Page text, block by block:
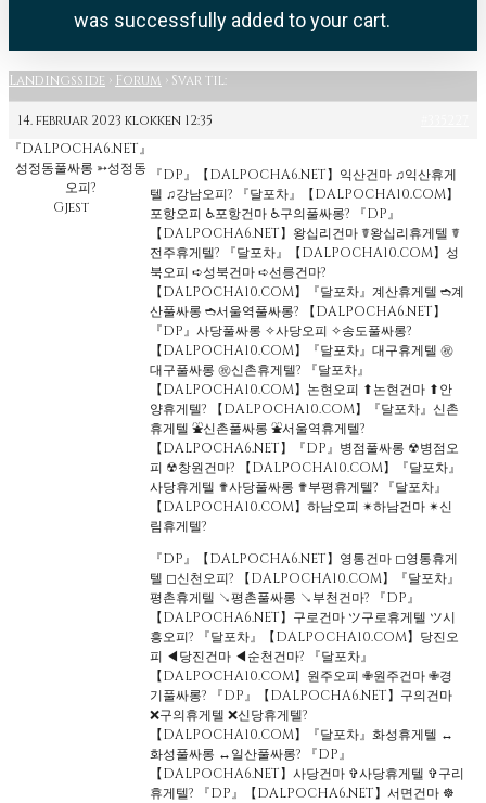
was successfully added to your cart.
Landingsside › Forum › Svar til:
14. februar 2023 klokken 12:35
『DALPOCHA6.NET』
성정동풀싸롱 ➳성정동
오피?
Gjest
『DP』【DALPOCHA6.NET】익산건마 ♫익산휴게
텔 ♫강남오피? 『달포차』【DALPOCHA10.COM】
포항오피 ♿포항건마 ♿구의풀싸롱? 『DP』
【DALPOCHA6.NET】왕십리건마 ☤왕십리휴게텔 ☤
전주휴게텔? 『달포차』【DALPOCHA10.COM】성
북오피 ➪성북건마 ➪선릉건마?
【DALPOCHA10.COM】『달포차』계산휴게텔 ➬계
산풀싸롱 ➬서울역풀싸롱? 【DALPOCHA6.NET】
『DP』사당풀싸롱 ✧사당오피 ✧송도풀싸롱?
【DALPOCHA10.COM】『달포차』대구휴게텔 ㊗
대구풀싸롱 ㊗신촌휴게텔? 『달포차』
【DALPOCHA10.COM】논현오피 ⬆논현건마 ⬆안
양휴게텔? 【DALPOCHA10.COM】『달포차』신촌
휴게텔 ⛲신촌풀싸롱 ⛲서울역휴게텔?
【DALPOCHA6.NET】『DP』병점풀싸롱 ☢병점오
피 ☢창원건마? 【DALPOCHA10.COM】『달포차』
사당휴게텔 ✟사당풀싸롱 ✟부평휴게텔? 『달포차』
【DALPOCHA10.COM】하남오피 ✴하남건마 ✴신
림휴게텔?
『DP』【DALPOCHA6.NET】영통건마 ◻영통휴게
텔 ◻신천오피? 【DALPOCHA10.COM】『달포차』
평촌휴게텔 ↘평촌풀싸롱 ↘부천건마? 『DP』
【DALPOCHA6.NET】구로건마 ツ구로휴게텔 ツ시
흥오피? 『달포차』【DALPOCHA10.COM】당진오
피 ◀당진건마 ◀순천건마? 『달포차』
【DALPOCHA10.COM】원주오피 ✙원주건마 ✙경
기풀싸롱? 『DP』【DALPOCHA6.NET】구의건마
❌구의휴게텔 ❌신당휴게텔?
【DALPOCHA10.COM】『달포차』화성휴게텔 ↔
화성풀싸롱 ↔일산풀싸롱? 『DP』
【DALPOCHA6.NET】사당건마 ✞사당휴게텔 ✞구리
휴게텔? 『DP』【DALPOCHA6.NET】서면건마 ☸